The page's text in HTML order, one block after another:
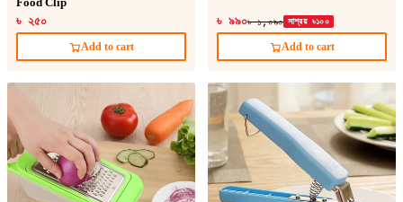
Food Clip
৳ ২৫০
Add to cart
৳ ৯৯০৳ ১,০৯০ সাশ্রয় ৳১০০
Add to cart